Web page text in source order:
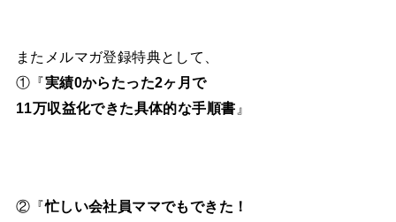
またメルマガ登録特典として、
①『実績0からたった2ヶ月で
11万収益化できた具体的な手順書 』
②『忙しい会社員ママでもできた！